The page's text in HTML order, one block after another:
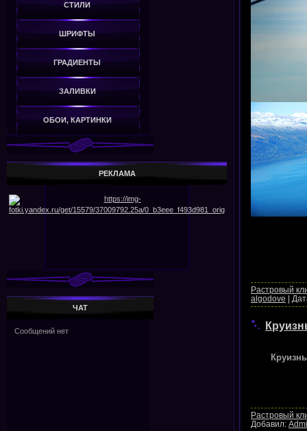
СТИЛИ
ШРИФТЫ
ГРАДИЕНТЫ
ЗАЛИВКИ
ОБОИ, КАРТИНКИ
РЕКЛАМА
ЧАТ
Растровый
algodove |
Растровый
Добавил: